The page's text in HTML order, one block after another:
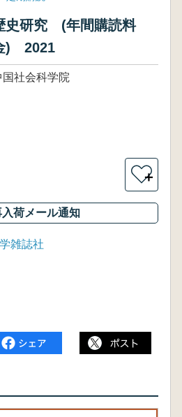
史研究 (年間購読料
) 2021
国社会科学院
＋
入荷メール通知
雑誌社